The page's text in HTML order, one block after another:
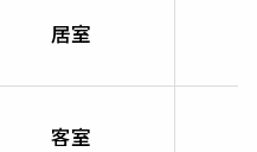
居室
客室